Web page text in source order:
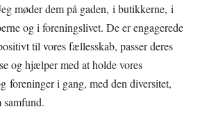
møder dem på gaden, i butikkerne, i
og i foreningslivet. De er engagerede
til vores fællesskab, passer deres
og hjælper med at holde vores
foreninger i gang, med den diversitet,
samfund.